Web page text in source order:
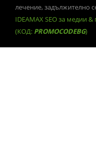
лечение, задължително
IDEAMAX SEO за медии &
(КОД: PROMOCODEBG)